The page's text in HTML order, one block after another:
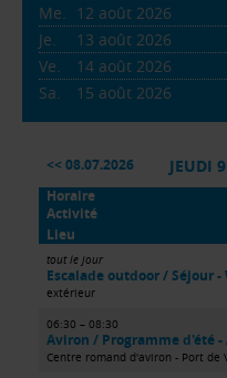
Me.
12 août 2026
Je.
13 août 2026
Ve.
14 août 2026
Sa.
15 août 2026
08.07.2026 JEUDI
Horaire
Activité
Lieu
tout le jour
Escalade outdoor / Séjour
extérieur
06:30 – 08:30
Aviron / Programme d'été -
Centre romand d'aviron - Port de